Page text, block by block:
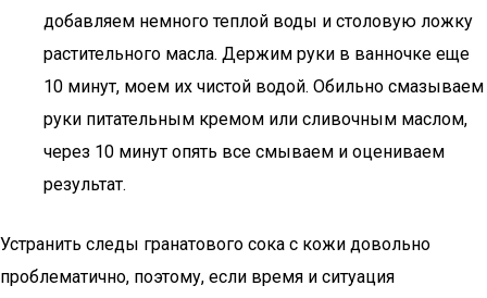
добавляем немного теплой воды и столовую ложку
растительного масла. Держим руки в ванночке еще
10 минут, моем их чистой водой. Обильно смазываем
руки питательным кремом или сливочным маслом,
через 10 минут опять все смываем и оцениваем
результат.
Устранить следы гранатового сока с кожи довольно
проблематично, поэтому, если время и ситуация